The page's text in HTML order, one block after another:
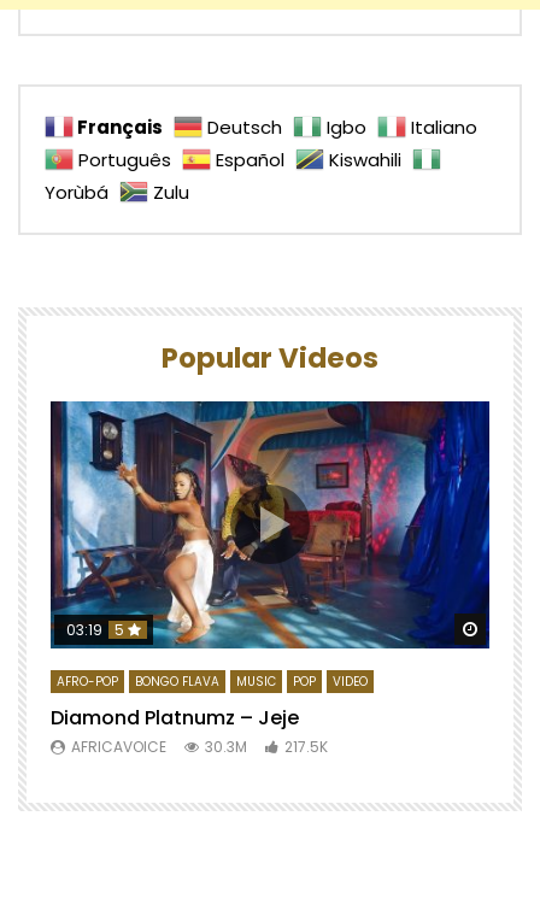
Français Deutsch Igbo
Italiano
Português
Español
Kiswahili
Yorùbá
Zulu
Popular Videos
Watch
03:19 5
AFRO-POP BONGO FLAVA MUSIC POP VIDEO
Diamond Platnumz – Jeje
AFRICAVOICE 30.3M 217.5K